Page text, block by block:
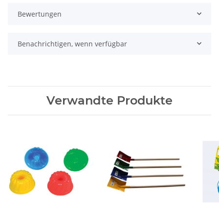
Bewertungen
Benachrichtigen, wenn verfügbar
Verwandte Produkte